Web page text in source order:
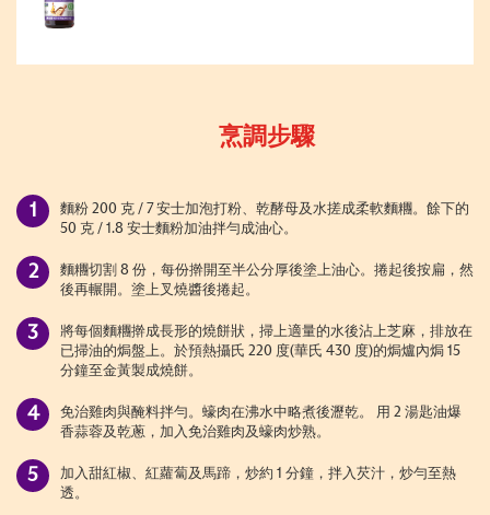
烹調步驟
麵粉 200 克 / 7 安士加泡打粉、乾酵母及水搓成柔軟麵糰。餘下的
50 克 / 1.8 安士麵粉加油拌勻成油心。
麵糰切割 8 份，每份擀開至半公分厚後塗上油心。捲起後按扁，然
後再輾開。塗上叉燒醬後捲起。
將每個麵糰擀成長形的燒餅狀，掃上適量的水後沾上芝麻，排放在
已掃油的焗盤上。於預熱攝氏 220 度(華氏 430 度)的焗爐內焗 15
分鐘至金黃製成燒餅。
免治雞肉與醃料拌勻。蠔肉在沸水中略煮後瀝乾。 用 2 湯匙油爆
香蒜蓉及乾蔥，加入免治雞肉及蠔肉炒熟。
加入甜紅椒、紅蘿蔔及馬蹄，炒約 1 分鐘，拌入芡汁，炒勻至熱
透。